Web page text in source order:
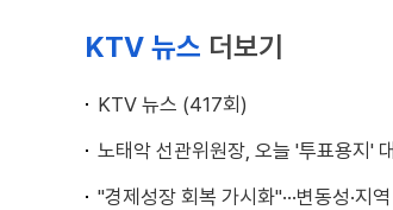
KTV 뉴스 더보기
KTV 뉴스 (417회)
노태악 선관위원장, 오늘 '투표용지'
"경제성장 회복 가시화"···변동성·지